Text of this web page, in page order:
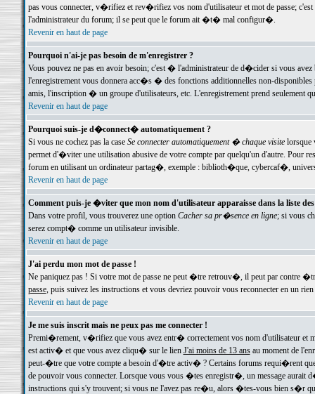
pas vous connecter, v�rifiez et rev�rifiez vos nom d'utilisateur et mot de passe;
l'administrateur du forum; il se peut que le forum ait �t� mal configur�.
Revenir en haut de page
Pourquoi n'ai-je pas besoin de m'enregistrer ?
Vous pouvez ne pas en avoir besoin; c'est � l'administrateur de d�cider si vous
l'enregistrement vous donnera acc�s � des fonctions additionnelles non-
amis, l'inscription � un groupe d'utilisateurs, etc. L'enregistrement prend seulement
Revenir en haut de page
Pourquoi suis-je d�connect� automatiquement ?
Si vous ne cochez pas la case Se connecter automatiquement � chaque visitelorsque
permet d'�viter une utilisation abusive de votre compte par quelqu'un d'autre. Pour
forum en utilisant un ordinateur partag�, exemple : biblioth�que, cybercaf�,
Revenir en haut de page
Comment puis-je �viter que mon nom d'utilisateur apparaisse dans la liste
Dans votre profil, vous trouverez une option Cacher sa pr�sence en ligne; si vous
serez compt� comme un utilisateur invisible.
Revenir en haut de page
J'ai perdu mon mot de passe !
Ne paniquez pas ! Si votre mot de passe ne peut �tre retrouv�, il peut par contre
passe, puis suivez les instructions et vous devriez pouvoir vous reconnecter en un rien
Revenir en haut de page
Je me suis inscrit mais ne peux pas me connecter !
Premi�rement, v�rifiez que vous avez entr� correctement vos nom d'utilisateur
est activ� et que vous avez cliqu� sur le lien J'ai moins de 13 ansau moment de
peut-�tre que votre compte a besoin d'�tre activ� ? Certains forums requi�rent
de pouvoir vous connecter. Lorsque vous vous �tes enregistr�, un message aurait
instructions qui s'y trouvent; si vous ne l'avez pas re�u, alors �tes-vous bien s�r